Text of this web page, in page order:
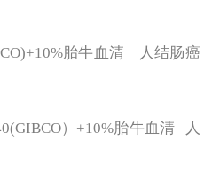
胎牛血清 人结肠癌
）+10%胎牛血清 人